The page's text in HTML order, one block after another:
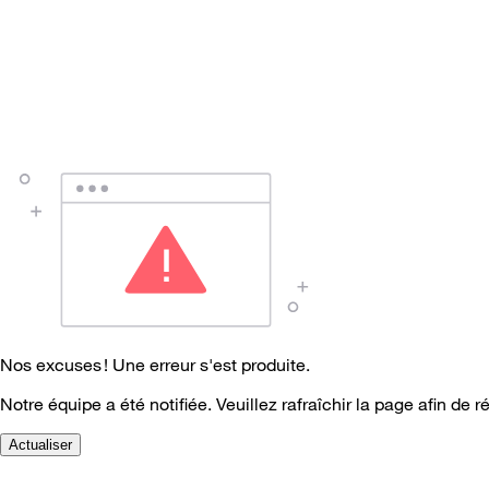
Nos excuses ! Une erreur s'est produite.
Notre équipe a été notifiée. Veuillez rafraîchir la page afin de
Actualiser